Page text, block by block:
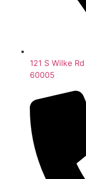
121 S Wilke
60005